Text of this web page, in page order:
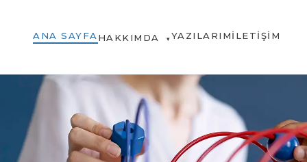
ANA SAYFA HAKKIMDA ▾YAZILARIMİLETIŞIM